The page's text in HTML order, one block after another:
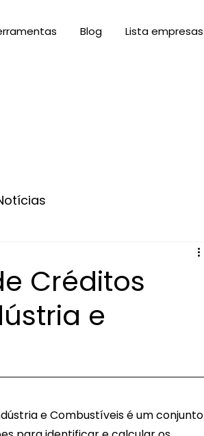
Blog Lista empresas
Créditos
e
e Combustíveis é um conjunto